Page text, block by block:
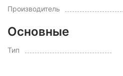
Производитель
Основные
Тип